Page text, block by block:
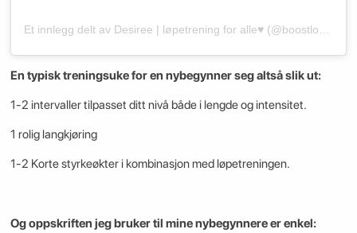
En typisk treningsuke for en nybegynner seg altså slik ut:
1-2 intervaller tilpasset ditt nivå både i lengde og intensitet.
1 rolig langkjøring
1-2 Korte styrkeøkter i kombinasjon med løpetreningen.
Og oppskriften jeg bruker til mine nybegynnere er enkel: